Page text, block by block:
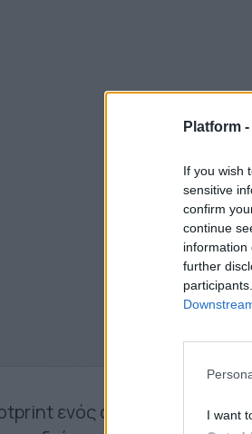
Platform -
If you wish
sensitive
confirm
continue
information
further
I want
ενός ανθρώπου πλέον